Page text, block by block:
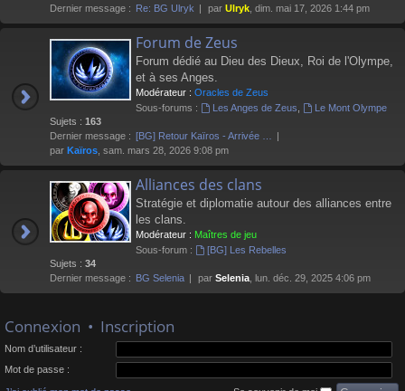
Dernier message : Re: BG Ulryk par Ulryk , dim. mai 17, 2026 1:44 pm
Forum de Zeus
Forum dédié au Dieu des Dieux, Roi de l'Olympe,
et à ses Anges.
Modérateur : Oracles de Zeus
Sous-forums :
Les Anges de Zeus
Le Mont Olympe
Sujets : 163
Dernier message : [BG] Retour Kaïros - Arrivée …
par Kaïros , sam. mars 28, 2026 9:08 pm
Alliances des clans
Stratégie et diplomatie autour des alliances entre
les clans.
Modérateur : Maîtres de jeu
Sous-forum :
[BG] Les Rebelles
Sujets : 34
Dernier message : BG Selenia par Selenia , lun. déc. 29, 2025 4:06 pm
Connexion • Inscription
Nom d’utilisateur :
Mot de passe :